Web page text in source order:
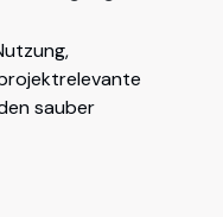
sauber